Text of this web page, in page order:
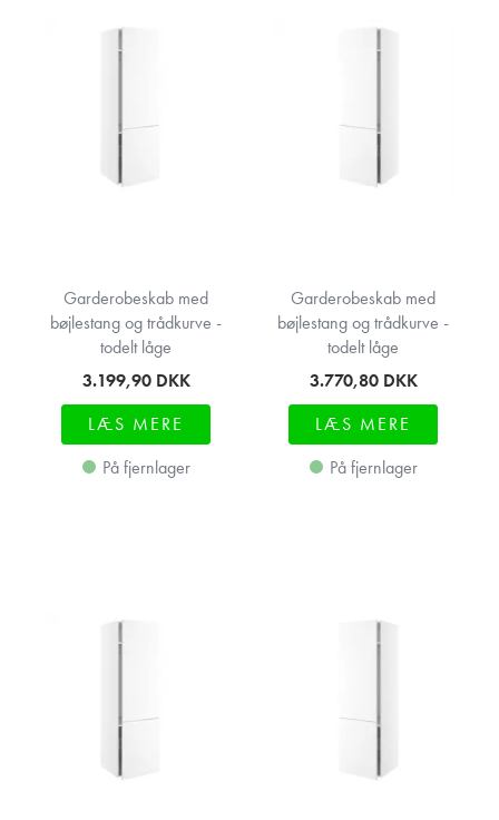
Garderobeskab med
bøjlestang og trådkurve -
todelt låge
3.199,90 DKK
LÆS MERE
På fjernlager
Garderobeskab med
bøjlestang og trådkurve -
todelt låge
3.770,80 DKK
LÆS MERE
På fjernlager